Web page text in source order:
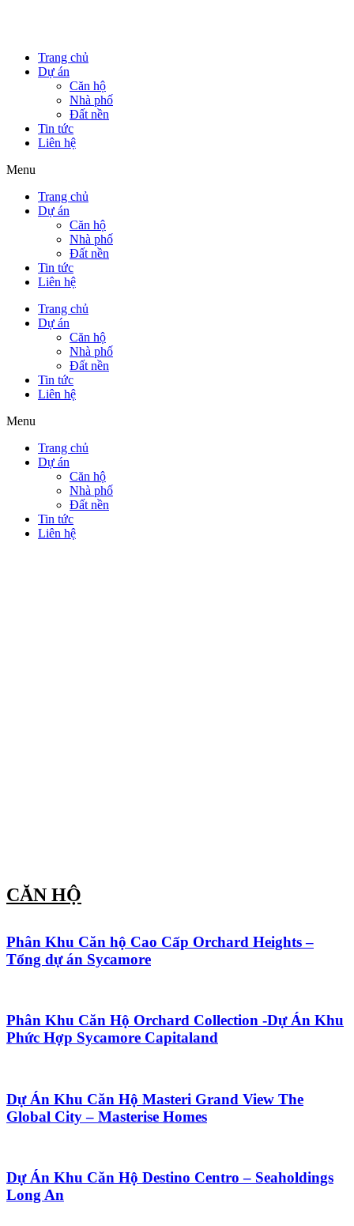
Trang chủ
Dự án
Căn hộ
Nhà phố
Đất nền
Tin tức
Liên hệ
Menu
Trang chủ
Dự án
Căn hộ
Nhà phố
Đất nền
Tin tức
Liên hệ
Trang chủ
Dự án
Căn hộ
Nhà phố
Đất nền
Tin tức
Liên hệ
Menu
Trang chủ
Dự án
Căn hộ
Nhà phố
Đất nền
Tin tức
Liên hệ
CĂN HỘ
Phân Khu Căn hộ Cao Cấp Orchard Heights –
Tổng dự án Sycamore
Phân Khu Căn Hộ Orchard Collection -Dự Án Khu
Phức Hợp Sycamore Capitaland
Dự Án Khu Căn Hộ Masteri Grand View The
Global City – Masterise Homes
Dự Án Khu Căn Hộ Destino Centro – Seaholdings
Long An